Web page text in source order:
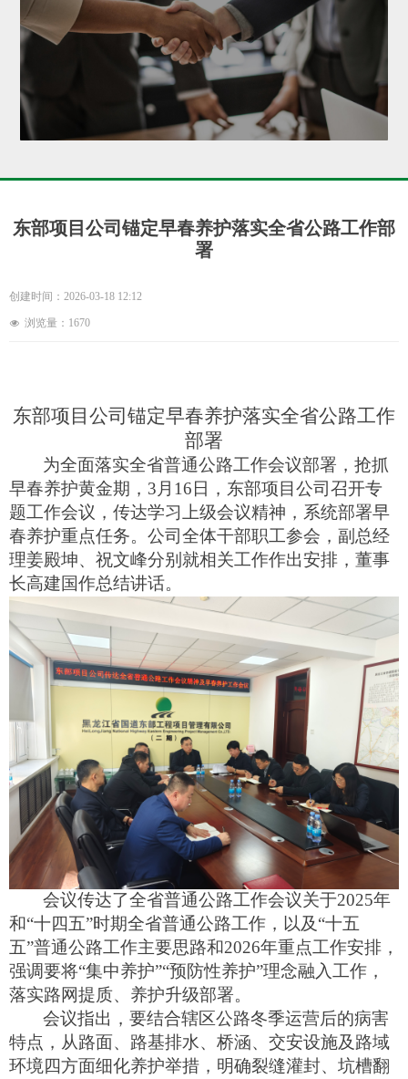
东部项目公司锚定早春养护落实全省公路工作部
署
东部项目公司 锚定早春养护落实全省公路工作
部署
为全面落实全省普通公路工作会议部署，抢抓
早春养护黄金期， 3 月 16 日，东部项目公司召开专
题工作会议，传达学习上级会议精神，系统部署早
春养护重点任务。公司全体干部职工参会，副总经
理姜殿坤、祝文峰分别就相关工作作出安排，董事
长高建国作总结讲话。
会议传达了全省普通公路工作会议关于2025年
和“十四五”时期全省普通公路工作， 以及“十五
五”普通公路工作主要思路和2026年重点工作安排，
强调要将“集中养护”“预防性养护”理念融入工作，
落实路网提质、养护升级部署。
会议指出，要结合辖区公路冬季运营后的病害
特点 ，从路面、路基排水、桥涵、交安设施及路域
环境四方面细化养护举措，明确裂缝灌封、坑槽翻
创建时间： 2026-03-18 12:12
넶 浏览量： 1670